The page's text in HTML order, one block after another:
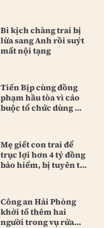
Bi kịch chàng trai bị
lừa sang Anh rồi suýt
mất nội tạng
Tiến Bịp cùng đồng
phạm hầu tòa vì cáo
buộc tổ chức dùng ma
Mẹ giết con trai để
trục lợi hơn 4 tỷ đồng
bảo hiểm, bị tuyên tù
Công an Hải Phòng
khởi tố thêm hai
người trong vụ rửa